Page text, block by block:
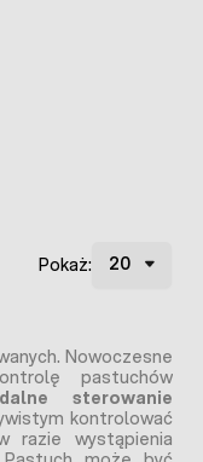
Pokaż:
Nowoczesne
pastuchów
sterowanie
kontrolować
razie wystąpienia